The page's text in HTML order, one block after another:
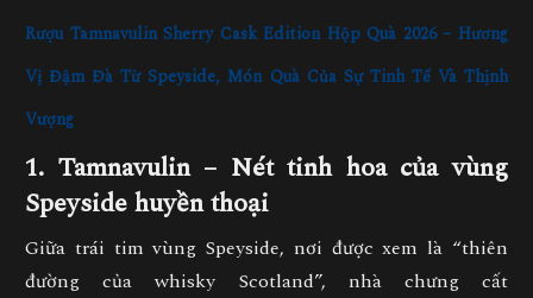
Rượu Tamnavulin Sherry Cask Edition Hộp Quà 2026 – Hương
Vị Đậm Đà Từ Speyside, Món Quà Của Sự Tinh Tế Và Thịnh
Vượng
1. Tamnavulin – Nét tinh hoa của vùng
Speyside huyền thoại
Giữa trái tim vùngSpeyside, nơi được xem là “thiên
đường của whisky Scotland”, nhà chưng cất